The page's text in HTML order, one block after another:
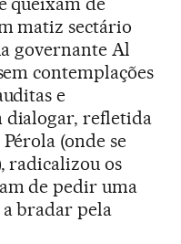
matiz sectário
governante Al
contemplações
e
dialogar, refletida
(onde se
radicalizou os
de pedir uma
bradar pela